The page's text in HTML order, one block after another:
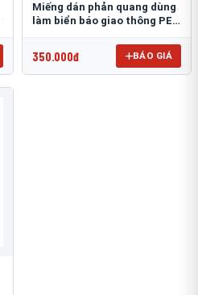
Miếng dán phản quang dùng
làm biển báo giao thông PEG
350.000đ BÁO GIÁ